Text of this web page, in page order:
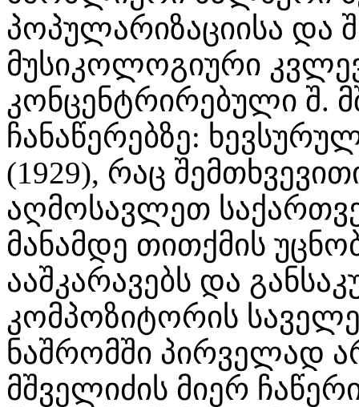
პოპულარიზაციისა და
მუსიკოლოგიური
კონცენტრირებული შ.
ჩანაწერებზე:
(1929), რაც
აღმოსავლეთ
მანამდე თითქმის
ააშკარავებს და
კომპოზიტორის
ნაშრომში პირველად
მშველიძის მიერ